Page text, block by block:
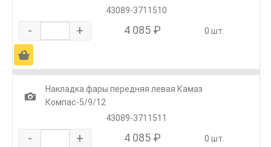
43089-3711510
- + 4 085 ₽ 0 шт.
Ä
1
Накладка фары передняя левая Камаз
Компас-5/9/12
43089-3711511
- + 4 085 ₽ 0 шт.